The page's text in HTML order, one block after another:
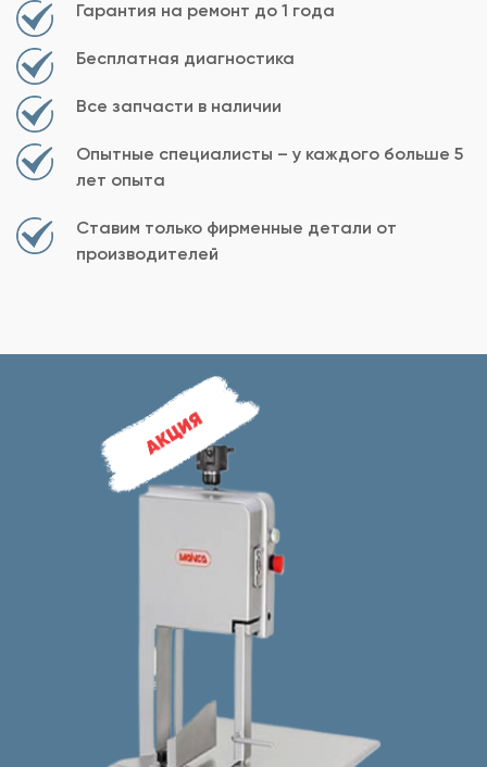
Гарантия на ремонт до 1 года
Бесплатная диагностика
Все запчасти в наличии
Опытные специалисты – у каждого больше 5
лет опыта
Ставим только фирменные детали от
производителей